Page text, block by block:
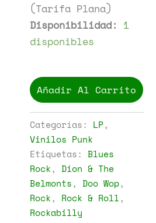
(Tarifa Plana)
Disponibilidad: 1
disponibles
&
The
-
Presenting
Dion
And
The
Belmonts
cantidad
Añadir Al Carrito
Categorías: LP,
Vinilos Punk
Etiquetas:Blues
Rock, Dion & The
Belmonts, Doo Wop,
Rock, Rock & Roll,
Rockabilly